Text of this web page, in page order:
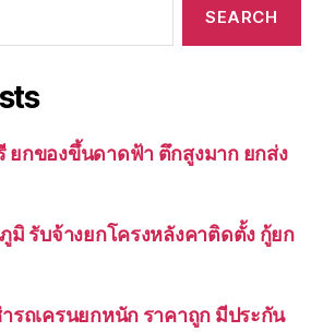
ยกของขึ้นดาดฟ้า ตึกสูงมาก ยกส่ง
มิ รับจ้างยกโครงหลังคาติดตั้ง กู้ยก
รถเครนยกหนัก ราคาถูก มีประกัน